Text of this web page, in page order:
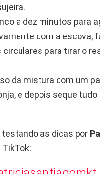
a dez minutos para
com a escova,
circulares para tirar o
da mistura com um
e depois seque tudo
testando as dicas por
TikTok: